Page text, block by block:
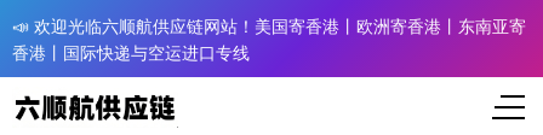
📣 欢迎光临六顺航供应链网站！美国寄香港丨欧洲寄香港丨东南亚寄
香港丨国际快递与空运进口专线